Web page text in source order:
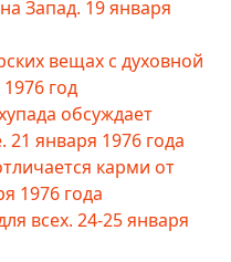
Запад. 19 января
вещах с духовной
год
обсуждает
января 1976 года
карми от
1976 года
всех. 24-25 января